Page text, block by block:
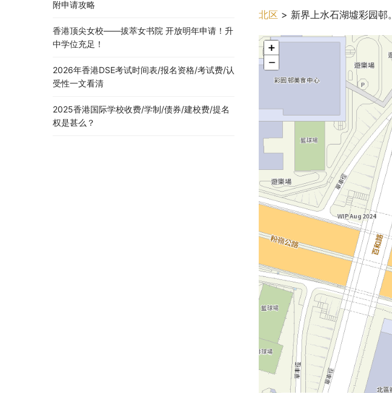
北区 > 新界上水石湖墟彩园邨。
附申请攻略
香港顶尖女校——拔萃女书院 开放明年申请！升
中学位充足！
2026年香港DSE考试时间表/报名资格/考试费/认
受性一文看清
2025香港国际学校收费/学制/债券/建校费/提名
权是甚么？